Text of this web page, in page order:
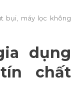
bụi, máy lọc không
dụng
chất